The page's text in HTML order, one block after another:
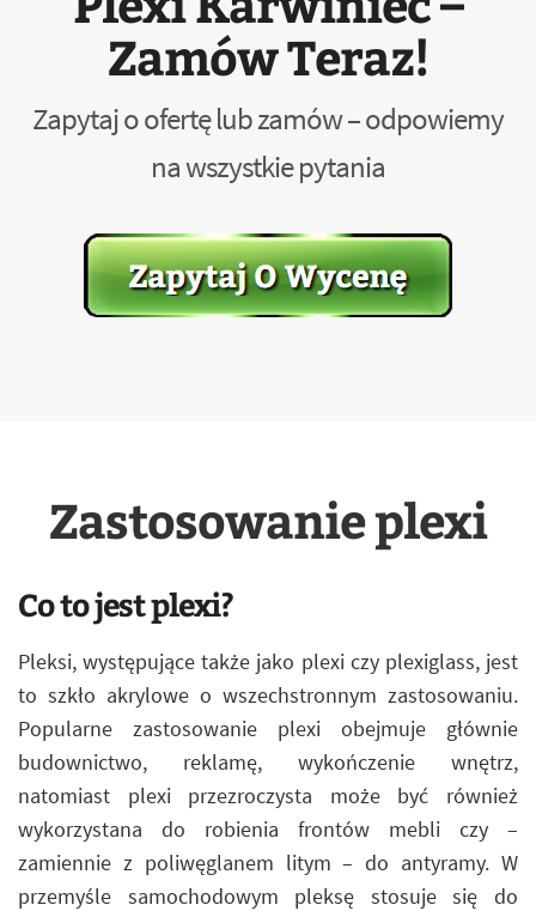
Zamów Teraz!
Zapytaj o ofertę lub zamów – odpowiemy
na wszystkie pytania
Zastosowanie plexi
Co to jest plexi?
Pleksi, występujące także jako plexi czy plexiglass, jest
to szkło akrylowe o wszechstronnym zastosowaniu.
Popularne zastosowanie plexi obejmuje głównie
budownictwo, reklamę, wykończenie wnętrz,
natomiast plexi przezroczysta może być również
wykorzystana do robienia frontów mebli czy –
zamiennie z poliwęglanem litym – do antyramy. W
przemyśle samochodowym pleksę stosuje się do